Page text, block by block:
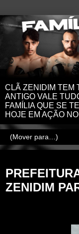
CLÃ ZENIDIM TEM
ANTIGO VALE
FAMÍLIA QUE SE
HOJE EM AÇÃO
ZENIDIM